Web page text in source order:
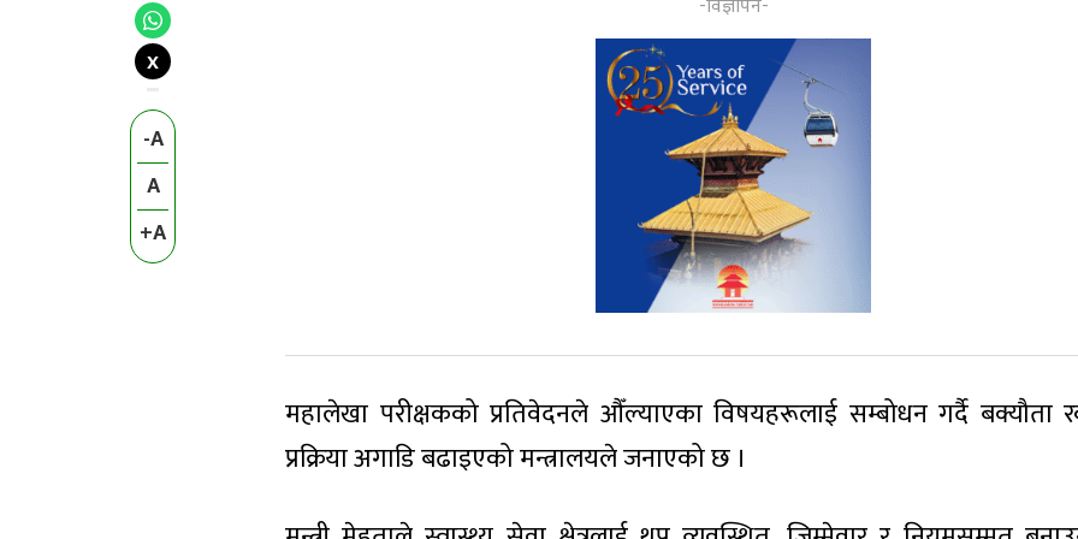
X
-A
A
+A
महालेखा परीक्षकको प्रतिवेदनले औँल्याएका विषयहरूलाई सम्बोधन गर्दै
प्रक्रिया अगाडि बढाइएको मन्त्रालयले जनाएको छ ।